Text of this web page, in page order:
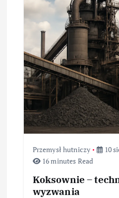
a
w
p
s
Przemysł hutniczy
10
16 minutes Read
Koksownie –
wyzwania